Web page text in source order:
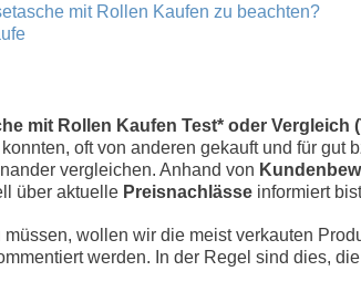
mit Rollen Kaufen zu beachten?
mit Rollen Kaufen Test* oder Vergleich
oft von anderen gekauft und für
vergleichen. Anhand von
über aktuelle Preisnachlässe informiert
wollen wir die meist verkauten
werden. In der Regel sind dies,